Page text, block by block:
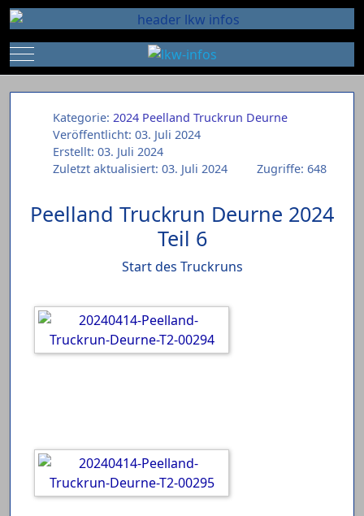
Mobile Menu Toggle
Kategorie: 2024 Peelland Truckrun Deurne
Veröffentlicht: 03. Juli 2024
Erstellt: 03. Juli 2024
Zuletzt aktualisiert: 03. Juli 2024
Zugriffe: 648
Peelland Truckrun Deurne 2024
Teil 6
Start des Truckruns